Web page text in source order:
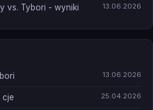
vs. Tybori - wyniki 13.06.2026
13.06.2026
cje 25.04.2026